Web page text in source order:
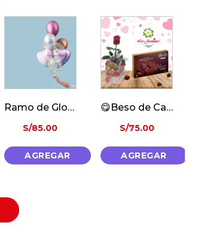
Ramo de Globos Metalicos
S/85.00
AGREGAR
😋Beso de Cacao🍫
S/75.00
AGREGAR